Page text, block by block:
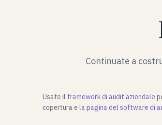
Continuate a
Usate il framework di audit aziendale
copertura e lapagina del software di